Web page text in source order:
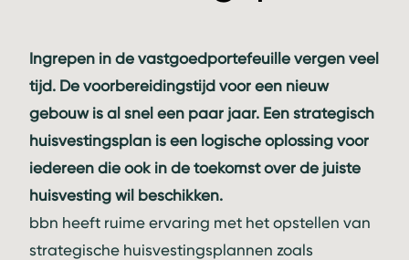
Ingrepen in de vastgoedportefeuille vergen veel
tijd. De voorbereidingstijd voor een nieuw
gebouw is al snel een paar jaar. Een strategisch
huisvestingsplan is een logische oplossing voor
iedereen die ook in de toekomst over de juiste
huisvesting wil beschikken.
bbn heeft ruime ervaring met het opstellen van
strategische huisvestingsplannen zoals